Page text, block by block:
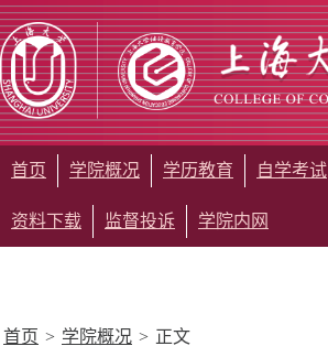
首页 学院概况 学历教育 自学考试
资料下载 监督投诉 学院内网
首页 > 学院概况 > 正文